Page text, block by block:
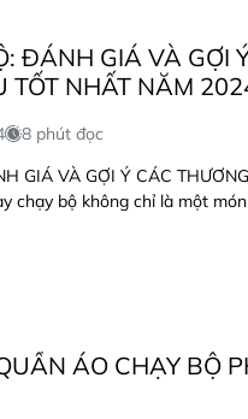
ĐÁNH GIÁ VÀ GỢI
TỐT NHẤT NĂM
8 phút đọc
GIÁ VÀ GỢI Ý CÁC
chạy bộ không chỉ là một
ÁO CHẠY BỘ